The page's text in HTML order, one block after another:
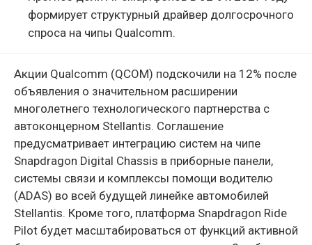
формирует структурный драйвер долгосрочного
спроса на чипы Qualcomm.
Акции Qualcomm (QCOM) подскочили на 12% после
объявления о значительном расширении
многолетнего технологического партнерства с
автоконцерном Stellantis. Соглашение
предусматривает интеграцию систем на чипе
Snapdragon Digital Chassis в приборные панели,
системы связи и комплексы помощи водителю
(ADAS) во всей будущей линейке автомобилей
Stellantis. Кроме того, платформа Snapdragon Ride
Pilot будет масштабироваться от функций активной